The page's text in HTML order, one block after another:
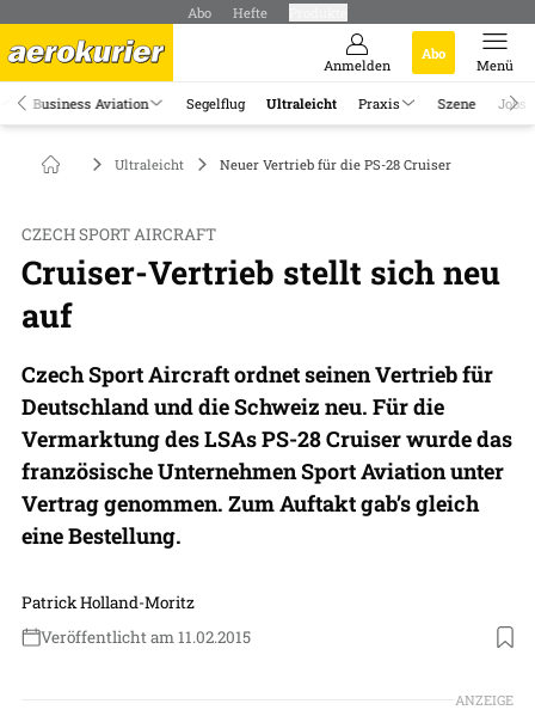
Abo Hefte
Anmelden
Abo
Menü
Business Aviation Segelflug Ultraleicht Praxis Szene Jobs
Ultraleicht Neuer Vertrieb für die PS-28 Cruiser
CZECH SPORT AIRCRAFT
Cruiser-Vertrieb stellt sich neu
auf
Czech Sport Aircraft ordnet seinen Vertrieb für
Deutschland und die Schweiz neu. Für die
Vermarktung des LSAs PS-28 Cruiser wurde das
französische Unternehmen Sport Aviation unter
Vertrag genommen. Zum Auftakt gab’s gleich
eine Bestellung.
Patrick Holland-Moritz
Veröffentlicht am 11.02.2015
ANZEIGE